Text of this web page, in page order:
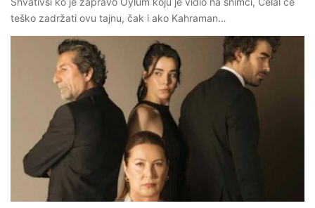
teško zadržati ovu tajnu, čak i ako Kahraman…